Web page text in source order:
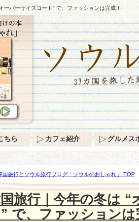
ーバーサイズコート” で、ファッションは完成！
国旅行とソウル旅行ブログ「ソウルのおしゃれ」 TOP
” で、ファッションは完成！
旅行｜今年の冬は “
” で、ファッション
ちら カフェ紹介 グルメス